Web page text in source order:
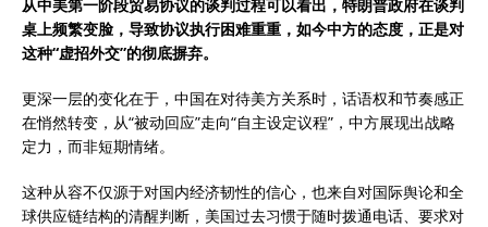
从中美第一阶段贸易协议的谈判过程可以看出，特朗普政府在谈判
桌上频繁变脸，导致协议执行困难重重，如今中方的态度，正是对
这种“虚招外交”的彻底摒弃。
更深一层的变化在于，中国在对待美方关系时，话语权和节奏感正
在悄然转变，从“被动回应”走向“自主设定议程”，中方展现出战略
定力，而非短期情绪。
这种从容不仅源于对国内经济韧性的信心，也来自对国际舆论和全
球供应链结构的清醒判断，美国过去习惯于随时拨通电话、要求对